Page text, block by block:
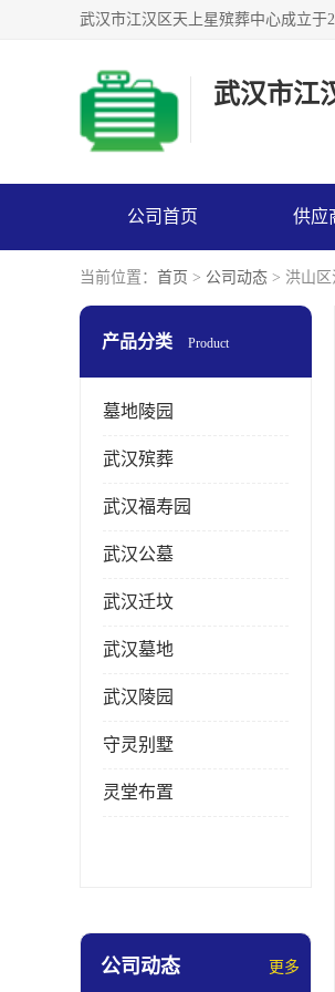
武汉市江
公司首页 供应
当前位置： 首页 > 公司动态 > 洪山
产品分类 Product
墓地陵园
武汉殡葬
武汉福寿园
武汉公墓
武汉迁坟
武汉墓地
武汉陵园
守灵别墅
灵堂布置
公司动态 更多